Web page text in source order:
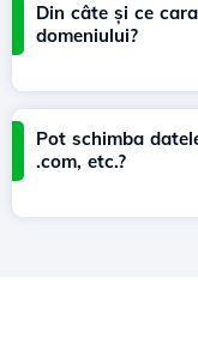
Din câte și ce
domeniului?
Pot schimba
.com, etc.?